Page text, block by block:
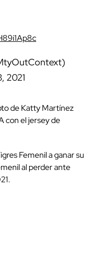
2021
de Katty Martínez
con el jersey de
Femenil a ganar su
al perder ante